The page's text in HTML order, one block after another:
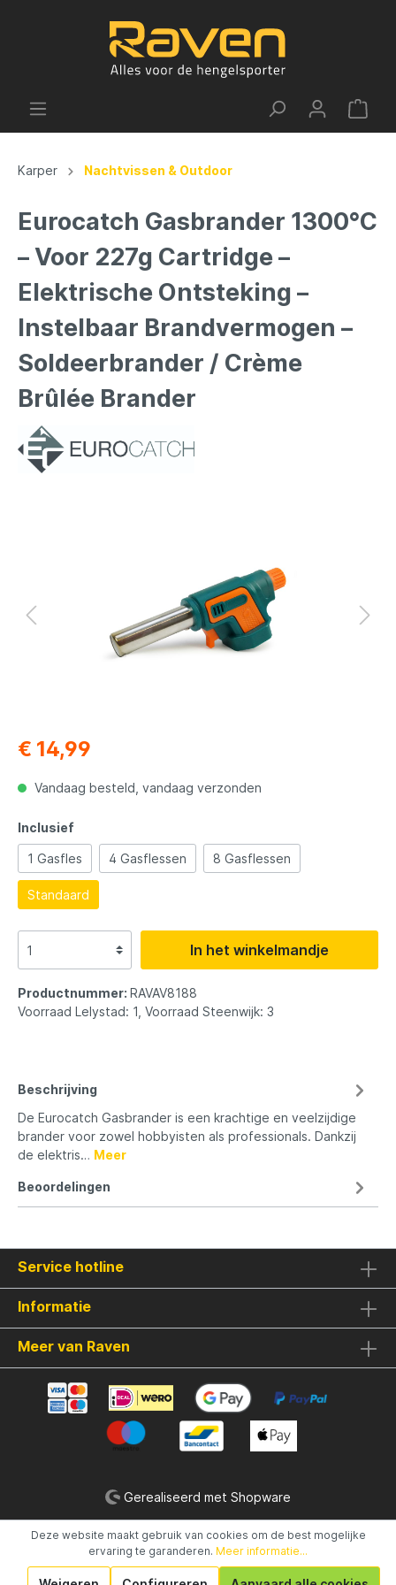
Karper Nachtvissen & Outdoor
Eurocatch Gasbrander 1300°C
– Voor 227g Cartridge –
Elektrische Ontsteking –
Instelbaar Brandvermogen –
Soldeerbrander / Crème
Brûlée Brander
€ 14,99
Vandaag besteld, vandaag verzonden
Inclusief
1 Gasfles 4 Gasflessen 8 Gasflessen
Standaard
In het winkelmandje
Productnummer: RAVAV8188
Voorraad Lelystad: 1, Voorraad Steenwijk: 3
Beschrijving
De Eurocatch Gasbrander is een krachtige en veelzijdige
brander voor zowel hobbyisten als professionals. Dankzij
de elektris… Meer
Beoordelingen
Service hotline
Informatie
Meer van Raven
Gerealiseerd met Shopware
Deze website maakt gebruik van cookies om de best mogelijke
ervaring te garanderen. Meer informatie...